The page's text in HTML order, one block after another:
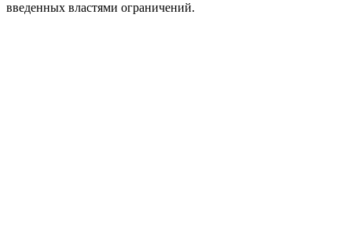
введенных властями ограничений.